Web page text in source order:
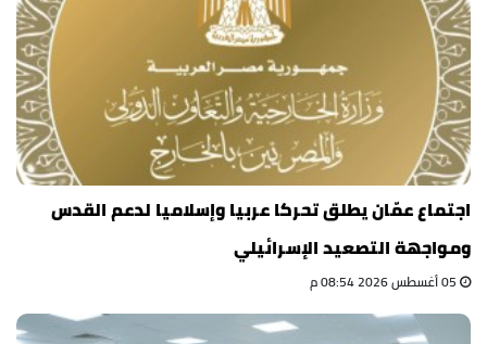
اجتماع عمّان يطلق تحركا عربيا وإسلاميا لدعم القدس
ومواجهة التصعيد الإسرائيلي